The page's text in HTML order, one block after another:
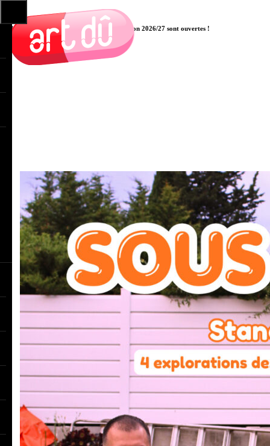
Les pré-inscriptions aux cours pour la saison 2026/27 sont ouvertes !